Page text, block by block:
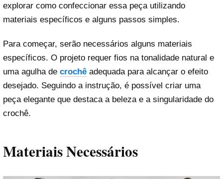
explorar como confeccionar essa peça utilizando
materiais específicos e alguns passos simples.
Para começar, serão necessários alguns materiais
específicos. O projeto requer fios na tonalidade natural e
uma agulha de crochê adequada para alcançar o efeito
desejado. Seguindo a instrução, é possível criar uma
peça elegante que destaca a beleza e a singularidade do
crochê.
Materiais Necessários